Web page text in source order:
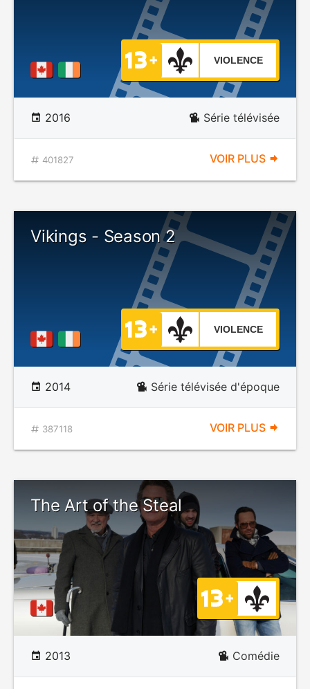
VIOLENCE
2016 Série télévisée
401827 VOIR PLUS
Vikings - Season 2
VIOLENCE
2014 Série télévisée d'époque
387118 VOIR PLUS
The Art of the Steal
2013 Comédie